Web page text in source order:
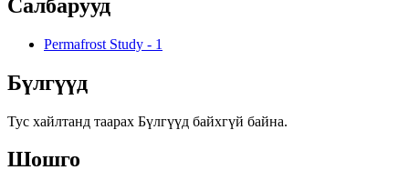
Салбарууд
Permafrost Study - 1
Бүлгүүд
Тус хайлтанд таарах Бүлгүүд байхгүй байна.
Шошго